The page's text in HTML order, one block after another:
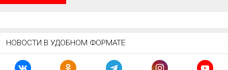
НОВОСТИ В УДОБНОМ ФОРМАТЕ